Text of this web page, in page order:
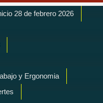
28 de febrero 2026
y Ergonomia